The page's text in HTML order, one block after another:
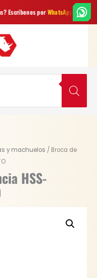
porWhatsApp Envío
y machuelos / Broca de
HSS-